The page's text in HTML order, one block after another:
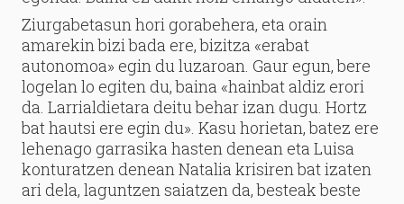
Ziurgabetasun hori gorabehera, eta orain
amarekin bizi bada ere, bizitza «erabat
autonomoa» egin du luzaroan. Gaur egun, bere
logelan lo egiten du, baina «hainbat aldiz erori
da. Larrialdietara deitu behar izan dugu. Hortz
bat hautsi ere egin du». Kasu horietan, batez ere
lehenago garrasika hasten denean eta Luisa
konturatzen denean Natalia krisiren bat izaten
ari dela, laguntzen saiatzen da, besteak beste